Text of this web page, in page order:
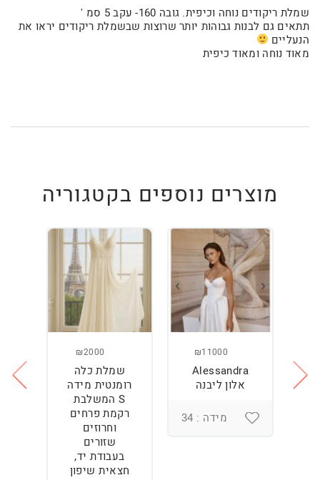
שמלת ריקודים נוחה וכיפית. גובה 160- עקב 5 סמ '
תתאים גם לבנות גבוהות יותר שרוצות שבשמלת ריקודים יראו את
הנעליים
מאוד נוחה ומאוד כיפית
מוצרים נוספים בקטגוריה
₪11000
Alessandra
אלון ליבנה
מידה : 34
₪2000
שמלת כלה
רומנטית מידה
S המשלבת
רקמת פרחים
וחרוזים
שזורים
בעבודת יד,
חצאית שיפון